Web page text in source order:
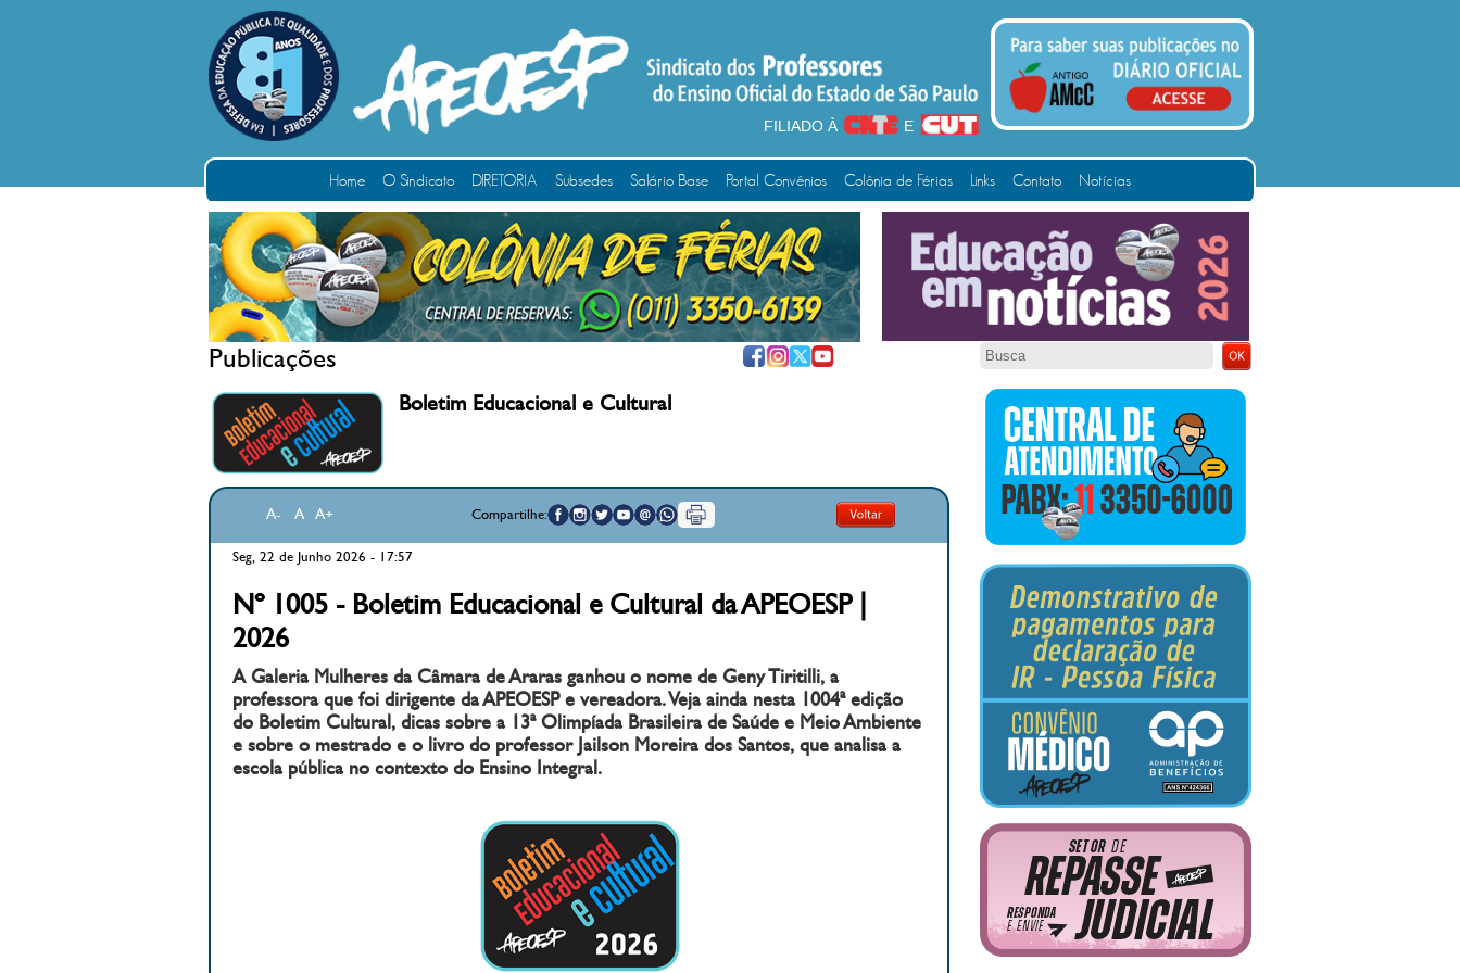
FILIADO À E
Home O Sindicato DIRETORIA Subsedes Salário Base Portal Convênios Colônia de Férias Links Contato Notícias
Publicações
Boletim Educacional e Cultural
A- A A+ Compartilhe:
Seg, 22 de Junho 2026 - 17:57
Nº 1005 - Boletim Educacional e Cultural da APEOESP |
2026
A Galeria Mulheres da Câmara de Araras ganhou o nome de Geny Tiritilli, a
professora que foi dirigente da APEOESP e vereadora. Veja ainda nesta 1004ª edição
do Boletim Cultural, dicas sobre a 13ª Olimpíada Brasileira de Saúde e Meio Ambiente
e sobre o mestrado e o livro do professor Jailson Moreira dos Santos, que analisa a
escola pública no contexto do Ensino Integral.